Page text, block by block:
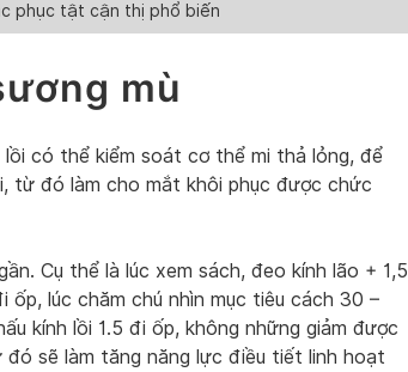
phục tật cận thị phổ biến
mù
lồi có thể kiểm soát cơ thể mi thả lỏng, để
từ đó làm cho mắt khôi phục được chức
Cụ thể là lúc xem sách, đeo kính lão + 1,5
lúc chăm chú nhìn mục tiêu cách 30 –
kính lồi 1.5 đi ốp, không những giảm được
sẽ làm tăng năng lực điều tiết linh hoạt